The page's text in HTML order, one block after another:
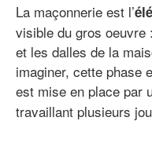
La maçonnerie est l’
visible du gros oeuvre
et les dalles de la
imaginer, cette phase
est mise en place par
travaillant plusieurs